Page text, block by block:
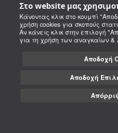
Στο website μας
Κάνοντας κλικ στο κουμπί
χρήση cookies για σκοπούς
Αν κάνεις κλικ στην επιλογή
για τη χρήση των αναγκαίων &
Αποδοχή
Αποδοχή